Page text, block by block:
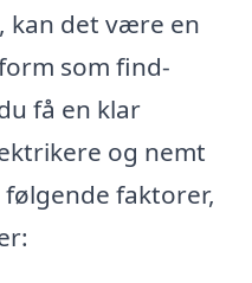
kan det være en
som find-
få en klar
og nemt
faktorer,